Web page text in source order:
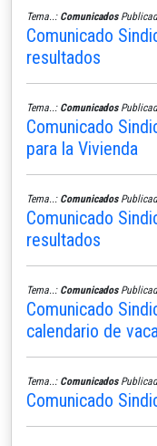
Tema..: Comunicados
Comunicado
resultados
Tema..: Comunicados
Comunicado
para la Vivienda
Tema..: Comunicados
Comunicado
resultados
Tema..: Comunicados
Comunicado
calendario de
Tema..: Comunicados
Comunicado